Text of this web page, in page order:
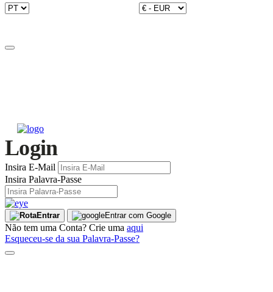
Login
Insira E-Mail
Insira Palavra-Passe
Entrar Entrar com Google
Não tem uma Conta? Crie uma aqui
Esqueceu-se da sua Palavra-Passe?